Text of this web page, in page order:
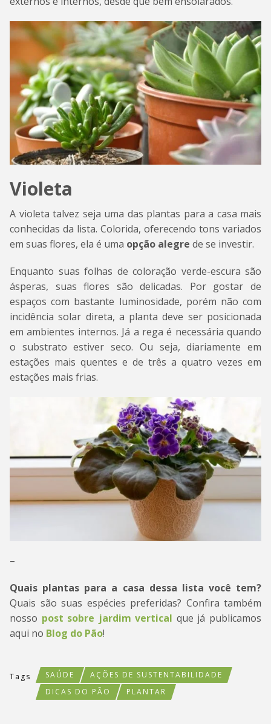
Violeta
A violeta talvez seja uma das plantas para a casa mais
conhecidas da lista. Colorida, oferecendo tons variados
em suas flores, ela é uma opção alegre de se investir.
Enquanto suas folhas de coloração verde-escura são
ásperas, suas flores são delicadas. Por gostar de
espaços com bastante luminosidade, porém não com
incidência solar direta, a planta deve ser posicionada
em ambientes internos. Já a rega é necessária quando
o substrato estiver seco. Ou seja, diariamente em
estações mais quentes e de três a quatro vezes em
estações mais frias.
–
Quais plantas para a casa dessa lista você tem?
Quais são suas espécies preferidas? Confira também
nosso post sobre jardim vertical que já publicamos
aqui no Blog do Pão!
Tags SAÚDE
AÇÕES DE SUSTENTABILIDADE
DICAS DO PÃO
PLANTAR